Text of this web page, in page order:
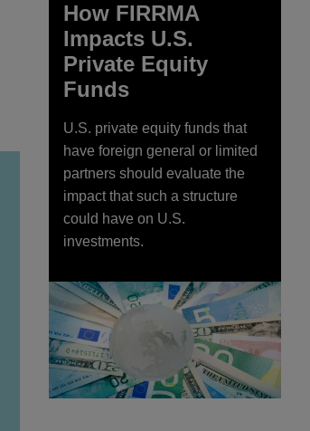
How FIRRMA
Impacts U.S.
Private Equity
Funds
U.S. private equity funds that
have foreign general or limited
partners should evaluate the
impact that such a structure
could have on U.S.
investments.